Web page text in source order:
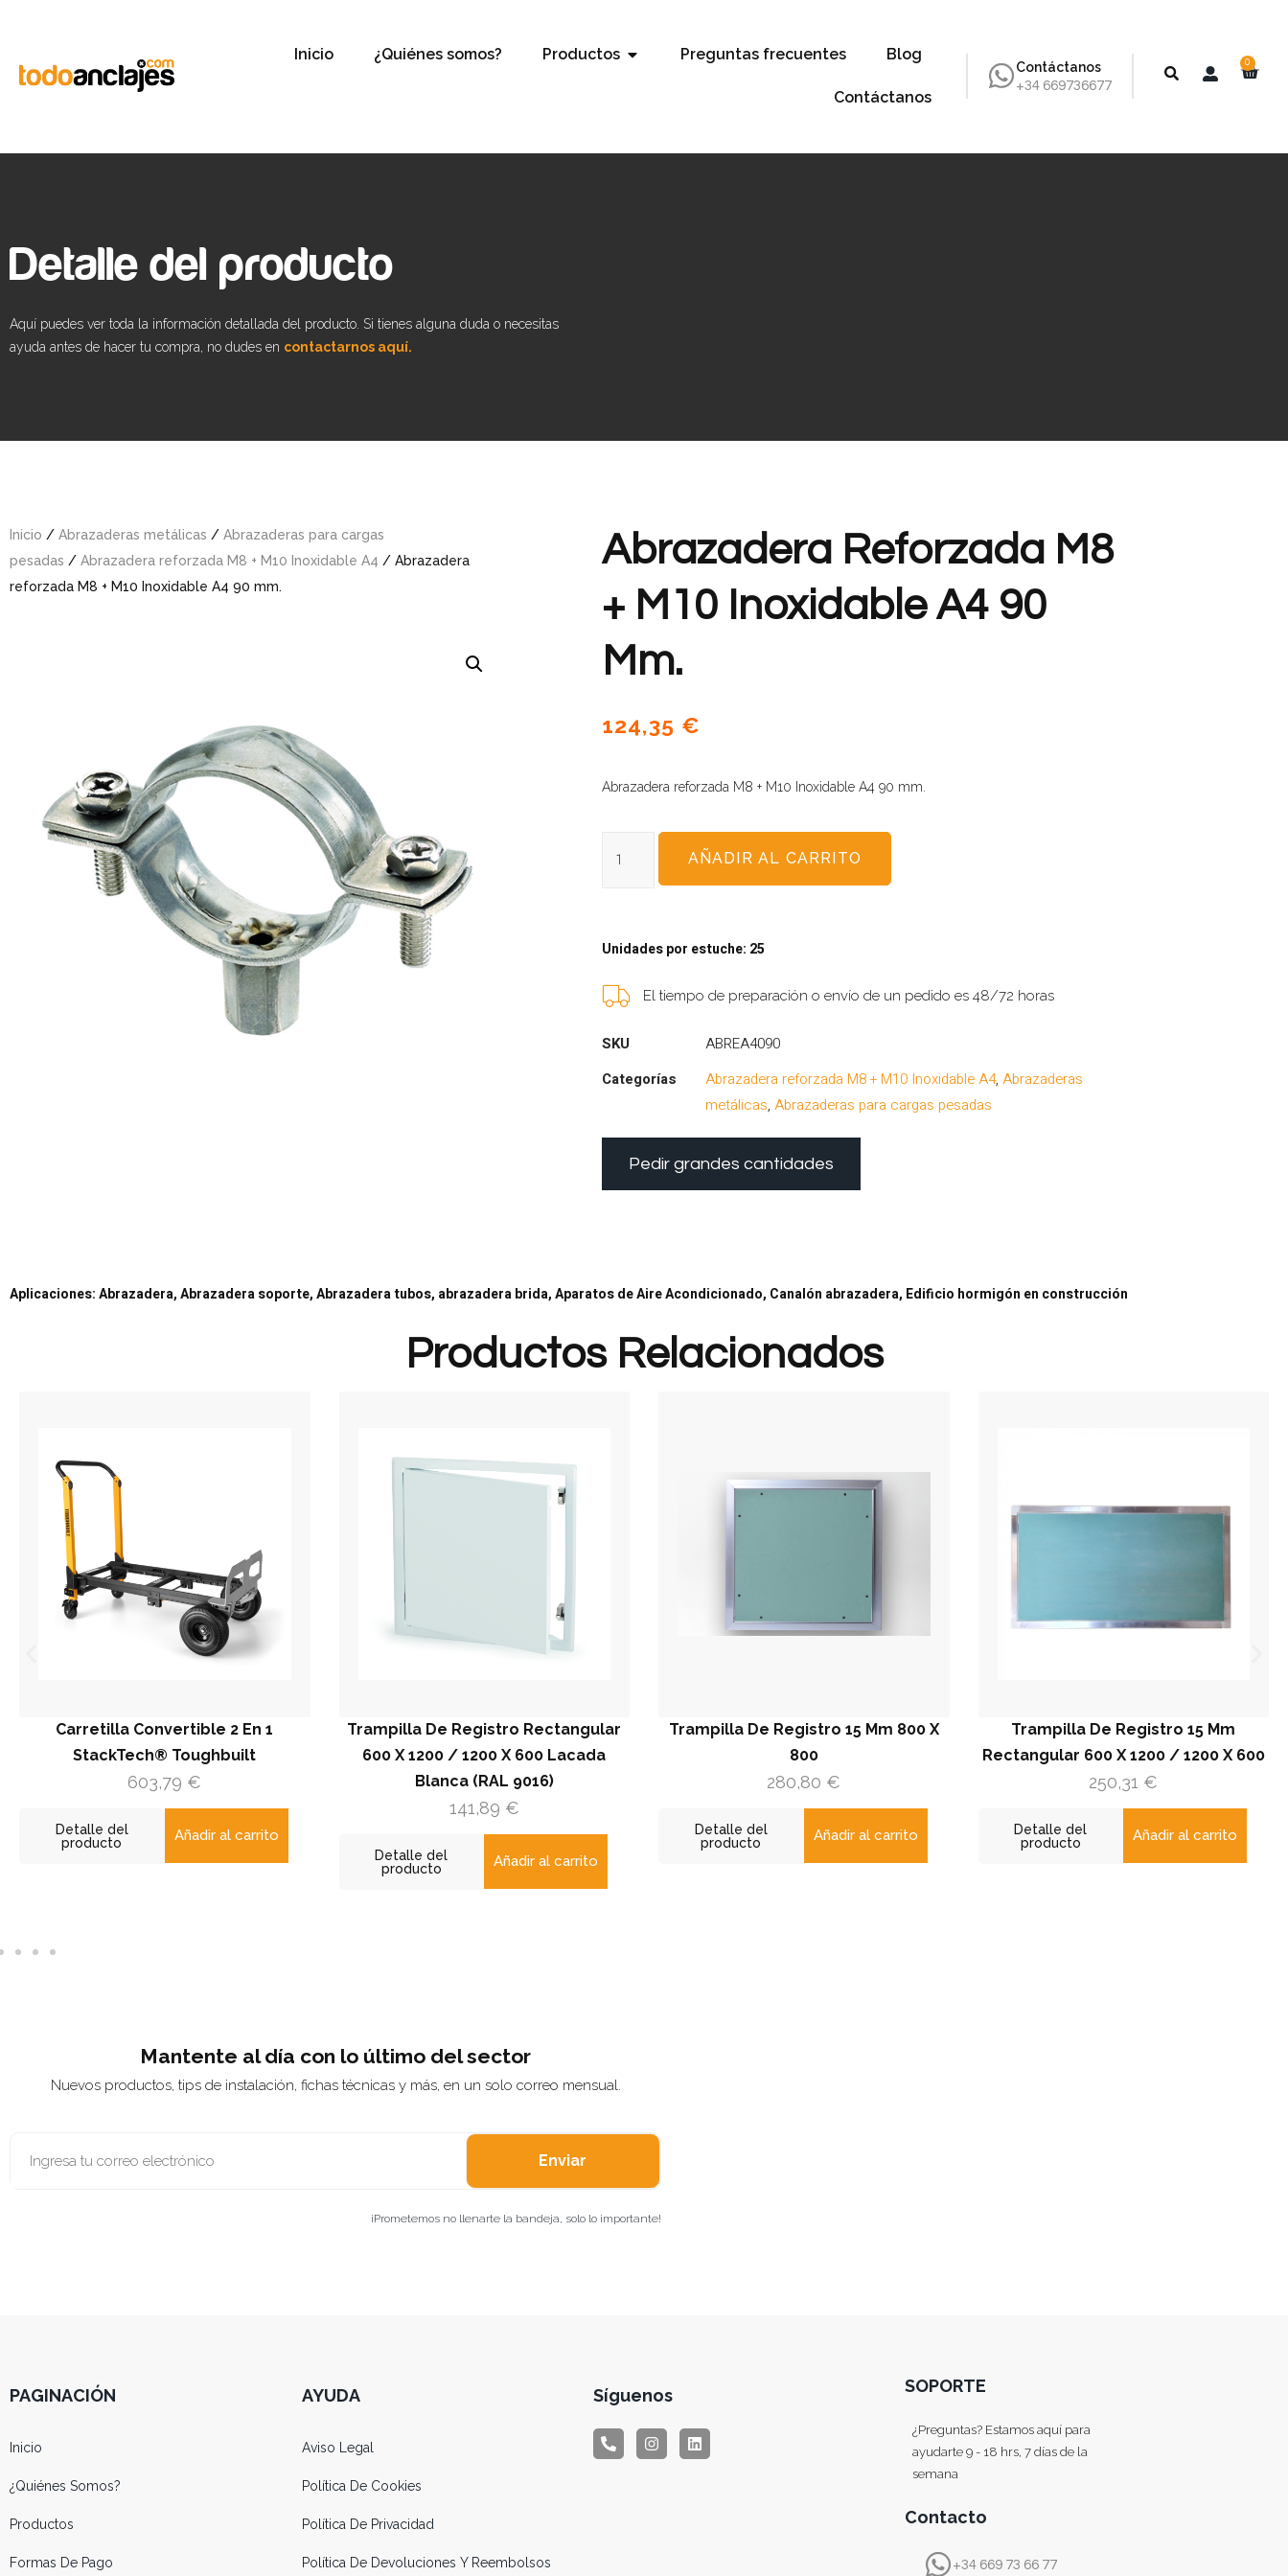
Inicio ¿Quiénes somos? Productos Preguntas frecuentes Blog
Contáctanos
Contáctanos
+34 669736677
0
Detalle del producto
Aquí puedes ver toda la información detallada del producto. Si tienes alguna duda o necesitas
ayuda antes de hacer tu compra, no dudes en contactarnos aquí.
Inicio / Abrazaderas metálicas / Abrazaderas para cargas
pesadas / Abrazadera reforzada M8 + M10 Inoxidable A4 / Abrazadera
reforzada M8 + M10 Inoxidable A4 90 mm.
Abrazadera Reforzada M8
+ M10 Inoxidable A4 90
Mm.
124,35 €
Abrazadera reforzada M8 + M10 Inoxidable A4 90 mm.
AÑADIR AL CARRITO
Unidades por estuche: 25
El tiempo de preparación o envío de un pedido es 48/72 horas
SKU
ABREA4090
Categorías
Abrazadera reforzada M8 + M10 Inoxidable A4,Abrazaderas
metálicas,Abrazaderas para cargas pesadas
Pedir grandes cantidades
Aplicaciones: Abrazadera, Abrazadera soporte, Abrazadera tubos, abrazadera brida, Aparatos de Aire Acondicionado, Canalón abrazadera, Edificio hormigón en construcción
Productos Relacionados
2 En 1
Toughbuilt
Añadir al carrito
Trampilla De Registro Rectangular
600 X 1200 / 1200 X 600 Lacada
Añadir al carrito
Trampilla De Registro 15 Mm 800 X
Añadir al carrito
Trampilla De Registro 15 Mm
Rectangular 600 X 1200 / 1200 X 600
Detalle del
producto
Añadir al carrito
Trampilla
Rectangular
Detalle del
producto
Mantente al día con lo último del sector
Nuevos productos, tips de instalación, fichas técnicas y más, en un solo correo mensual.
Enviar
¡Prometemos no llenarte la bandeja, solo lo importante!
PAGINACIÓN
Inicio
¿Quiénes Somos?
Productos
Formas De Pago
AYUDA
Aviso Legal
Política De Cookies
Política De Privacidad
Política De Devoluciones Y Reembolsos
Síguenos SOPORTE
¿Preguntas? Estamos aquí para
ayudarte 9 - 18 hrs, 7 días de la
semana
Contacto
+34 669 73 66 77